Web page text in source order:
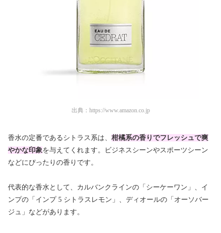
出典： https://www.amazon.co.jp
香水の定番であるシトラス系は、 柑橘系の香りでフレッシュで爽
やかな印象を与えてくれます。ビジネスシーンやスポーツシーン
などにぴったりの香りです。
代表的な香水として、カルバンクラインの「シーケーワン」、イ
ンプの「インプ 5 シトラスレモン」、ディオールの「オーソバー
ジュ」などがあります。